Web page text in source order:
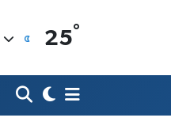
25°